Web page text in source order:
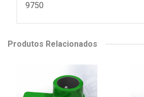
9750
Produtos Relacionados